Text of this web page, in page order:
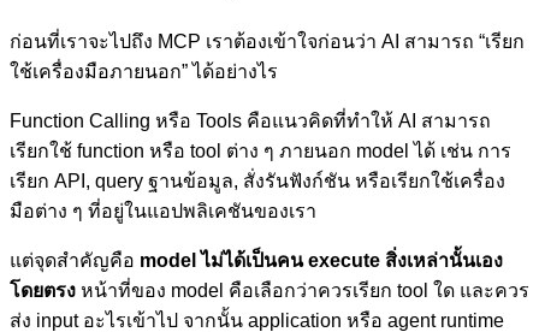
ก่อนที่เราจะไปถึง MCP เราต้องเข้าใจก่อนว่า AI สามารถ “เรียก
ใช้เครื่องมือภายนอก” ได้อย่างไร
Function Calling หรือ Tools คือแนวคิดที่ทำให้ AI สามารถ
เรียกใช้ function หรือ tool ต่าง ๆ ภายนอก model ได้ เช่น การ
เรียก API, query ฐานข้อมูล, สั่งรันฟังก์ชัน หรือเรียกใช้เครื่อง
มือต่าง ๆ ที่อยู่ในแอปพลิเคชันของเรา
แต่จุดสำคัญคือ model ไม่ได้เป็นคน execute สิ่งเหล่านั้นเอง
โดยตรง หน้าที่ของ model คือเลือกว่าควรเรียก tool ใด และควร
ส่ง input อะไรเข้าไป จากนั้น application หรือ agent runtime